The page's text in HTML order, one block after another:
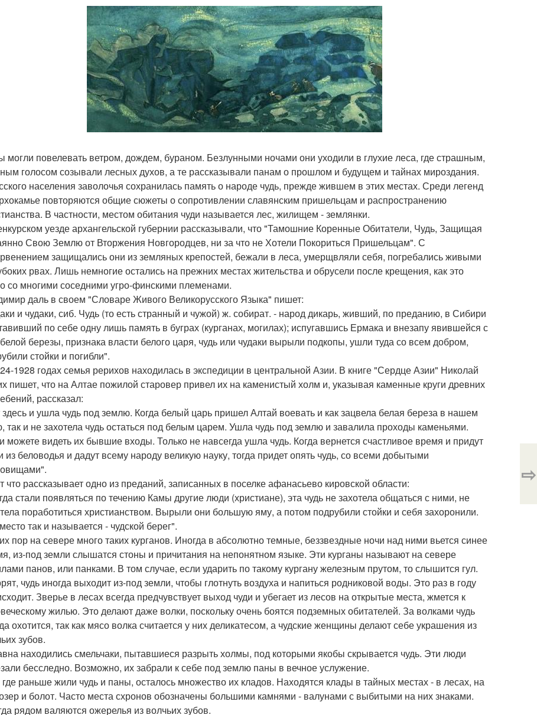
могли повелевать ветром, дождем, бураном. Безлунными ночами они уходили в глухие леса, где страшным,
голосом созывали лесных духов, а те рассказывали панам о прошлом и будущем и тайнах мироздания.
населения заволочья сохранилась память о народе чудь, прежде жившем в этих местах. Среди легенд
повторяются общие сюжеты о сопротивлении славянским пришельцам и распространению
В частности, местом обитания чуди называется лес, жилищем - землянки.
уезде архангельской губернии рассказывали, что "Тамошние Коренные Обитатели, Чудь, Защищая
Свою Землю от Вторжения Новгородцев, ни за что не Хотели Покориться Пришельцам". С
защищались они из земляных крепостей, бежали в леса, умерщвляли себя, погребались живыми
рвах. Лишь немногие остались на прежних местах жительства и обрусели после крещения, как это
со многими соседними угро-финскими племенами.
даль в своем "Словаре Живого Великорусского Языка" пишет:
и чудаки, сиб. Чудь (то есть странный и чужой) ж. собират. - народ дикарь, живший, по преданию, в Сибири
по себе одну лишь память в буграх (курганах, могилах); испугавшись Ермака и внезапу явившейся с
березы, признака власти белого царя, чудь или чудаки вырыли подкопы, ушли туда со всем добром,
стойки и погибли".
1928 годах семья рерихов находилась в экспедиции в центральной Азии. В книге "Сердце Азии" Николай
пишет, что на Алтае пожилой старовер привел их на каменистый холм и, указывая каменные круги древних
рассказал:
и ушла чудь под землю. Когда белый царь пришел Алтай воевать и как зацвела белая береза в нашем
так и не захотела чудь остаться под белым царем. Ушла чудь под землю и завалила проходы каменьями.
можете видеть их бывшие входы. Только не навсегда ушла чудь. Когда вернется счастливое время и придут
из беловодья и дадут всему народу великую науку, тогда придет опять чудь, со всеми добытыми
что рассказывает одно из преданий, записанных в поселке афанасьево кировской области:
стали появляться по течению Камы другие люди (христиане), эта чудь не захотела общаться с ними, не
поработиться христианством. Вырыли они большую яму, а потом подрубили стойки и себя захоронили.
так и называется - чудской берег".
пор на севере много таких курганов. Иногда в абсолютно темные, беззвездные ночи над ними вьется синее
из-под земли слышатся стоны и причитания на непонятном языке. Эти курганы называют на севере
панов, или панками. В том случае, если ударить по такому кургану железным прутом, то слышится гул.
чудь иногда выходит из-под земли, чтобы глотнуть воздуха и напиться родниковой воды. Это раз в году
Зверье в лесах всегда предчувствует выход чуди и убегает из лесов на открытые места, жмется к
жилью. Это делают даже волки, поскольку очень боятся подземных обитателей. За волками чудь
охотится, так как мясо волка считается у них деликатесом, а чудские женщины делают себе украшения из
зубов.
находились смельчаки, пытавшиеся разрыть холмы, под которыми якобы скрывается чудь. Эти люди
бесследно. Возможно, их забрали к себе под землю паны в вечное услужение.
раньше жили чудь и паны, осталось множество их кладов. Находятся клады в тайных местах - в лесах, на
и болот. Часто места схронов обозначены большими камнями - валунами с выбитыми на них знаками.
рядом валяются ожерелья из волчьих зубов.
⇨